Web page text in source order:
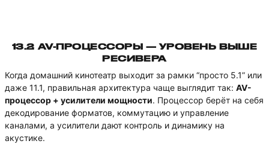
13.2 AV-ПРОЦЕССОРЫ — УРОВЕНЬ ВЫШЕ
РЕСИВЕРА
Когда домашний кинотеатр выходит за рамки “просто 5.1” или
даже 11.1, правильная архитектура чаще выглядит так: AV-
процессор + усилители мощности. Процессор берёт на себя
декодирование форматов, коммутацию и управление
каналами, а усилители дают контроль и динамику на
акустике.